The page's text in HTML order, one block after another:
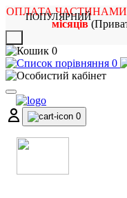
ОПЛАТА ЧАСТИНАМИ
місяців
0
0
0
ПОПУЛЯРНИЙ